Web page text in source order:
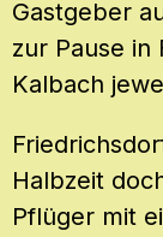
Gastgeber
zur Pause in
Kalbach
Halbzeit
Pflüger mit